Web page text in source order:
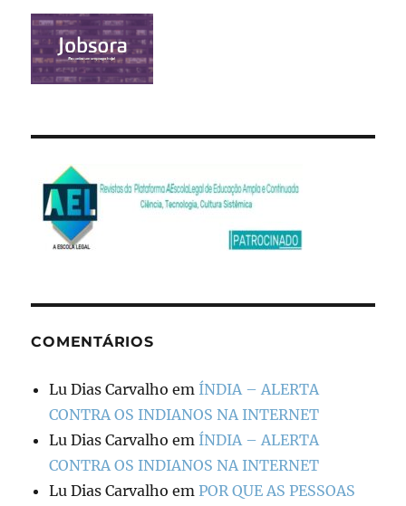
COMENTÁRIOS
Lu Dias Carvalho em ÍNDIA – ALERTA
CONTRA OS INDIANOS NA INTERNET
Lu Dias Carvalho em ÍNDIA – ALERTA
CONTRA OS INDIANOS NA INTERNET
Lu Dias Carvalho emPOR QUE AS PESSOAS